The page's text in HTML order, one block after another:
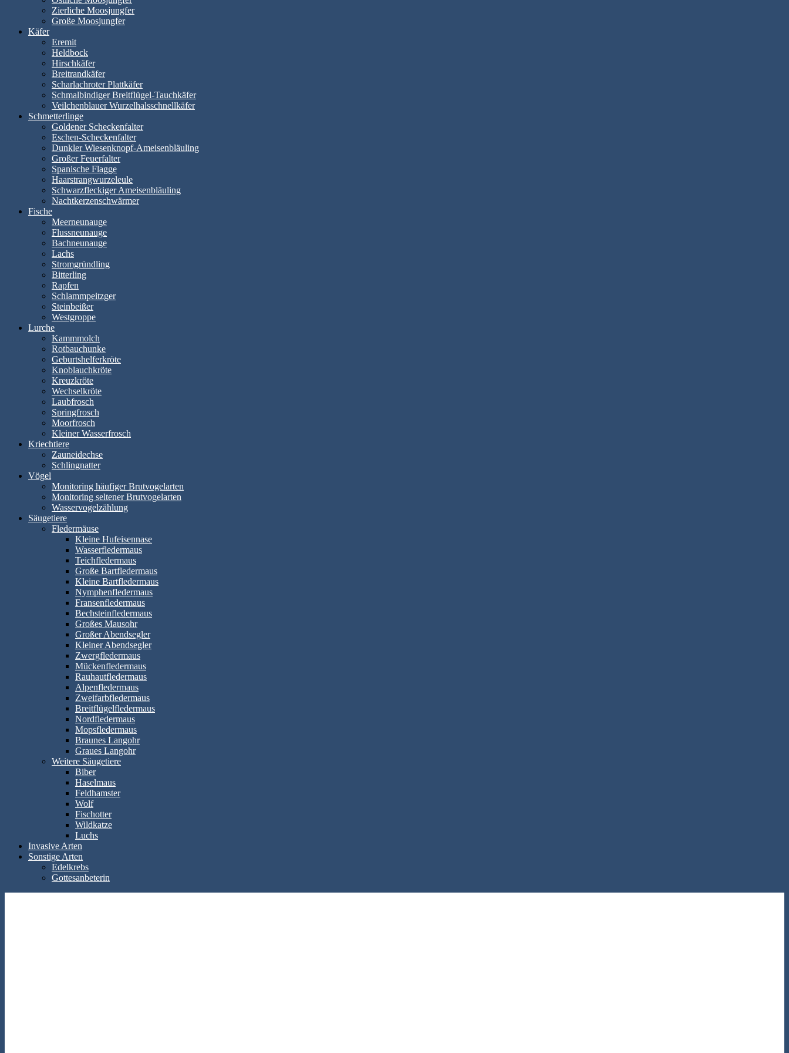
Zierliche Moosjungfer
Große Moosjungfer
Käfer
Eremit
Heldbock
Hirschkäfer
Breitrandkäfer
Scharlachroter Plattkäfer
Schmalbindiger Breitflügel-Tauchkäfer
Veilchenblauer Wurzelhalsschnellkäfer
Schmetterlinge
Goldener Scheckenfalter
Eschen-Scheckenfalter
Dunkler Wiesenknopf-Ameisenbläuling
Großer Feuerfalter
Spanische Flagge
Haarstrangwurzeleule
Schwarzfleckiger Ameisenbläuling
Nachtkerzenschwärmer
Fische
Meerneunauge
Flussneunauge
Bachneunauge
Lachs
Stromgründling
Bitterling
Rapfen
Schlammpeitzger
Steinbeißer
Westgroppe
Lurche
Kammmolch
Rotbauchunke
Geburtshelferkröte
Knoblauchkröte
Kreuzkröte
Wechselkröte
Laubfrosch
Springfrosch
Moorfrosch
Kleiner Wasserfrosch
Kriechtiere
Zauneidechse
Schlingnatter
Vögel
Monitoring häufiger Brutvogelarten
Monitoring seltener Brutvogelarten
Wasservogelzählung
Säugetiere
Fledermäuse
Kleine Hufeisennase
Wasserfledermaus
Teichfledermaus
Große Bartfledermaus
Kleine Bartfledermaus
Nymphenfledermaus
Fransenfledermaus
Bechsteinfledermaus
Großes Mausohr
Großer Abendsegler
Kleiner Abendsegler
Zwergfledermaus
Mückenfledermaus
Rauhautfledermaus
Alpenfledermaus
Zweifarbfledermaus
Breitflügelfledermaus
Nordfledermaus
Mopsfledermaus
Braunes Langohr
Graues Langohr
Weitere Säugetiere
Biber
Haselmaus
Feldhamster
Wolf
Fischotter
Wildkatze
Luchs
Invasive Arten
Sonstige Arten
Edelkrebs
Gottesanbeterin